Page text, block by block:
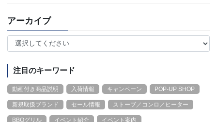
アーカイブ
注目のキーワード
動画付き商品説明 入荷情報 キャンペーン POP-UP SHOP
新規取扱ブランド セール情報 ストーブ／コンロ／ヒーター
BBQグリル イベント紹介 イベント案内